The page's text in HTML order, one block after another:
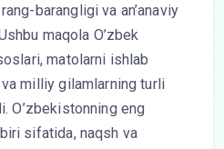
barangligi va an’anaviy
maqola O’zbek
matolarni ishlab
milliy gilamlarning turli
O’zbekistonning eng
sifatida, naqsh va